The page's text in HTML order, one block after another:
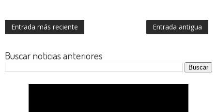
Entrada más reciente Entrada antigua
Buscar noticias anteriores